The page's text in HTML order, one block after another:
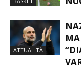
ATTUALITÀ